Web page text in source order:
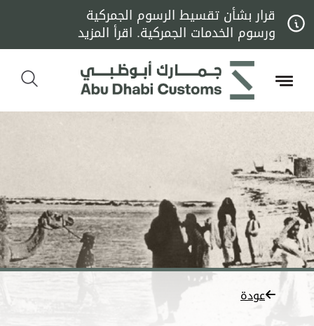
قرار بشأن تقسيط الرسوم الجمركية
ورسوم الخدمات الجمركية. اقرأ المزيد
عودة